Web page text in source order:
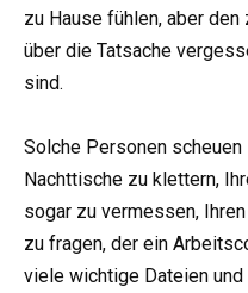
zu Hause fühlen, aber
über die Tatsache
sind.
Solche Personen scheuen
Nachttische zu klettern,
sogar zu vermessen,
zu fragen, der ein
viele wichtige Dateien